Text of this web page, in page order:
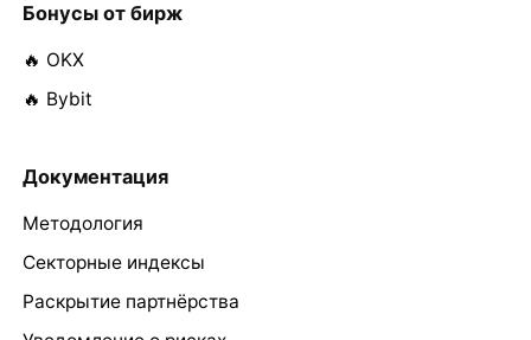
Бонусы от бирж
🔥 OKX
🔥 Bybit
Документация
Методология
Секторные индексы
Раскрытие партнёрства